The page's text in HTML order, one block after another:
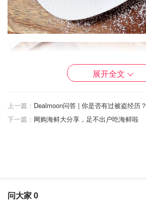
展开全文
上一篇： Dealmoon问答 | 你是否有过被盗经历？
下一篇： 网购海鲜大分享，足不出户吃海鲜啦
问大家0